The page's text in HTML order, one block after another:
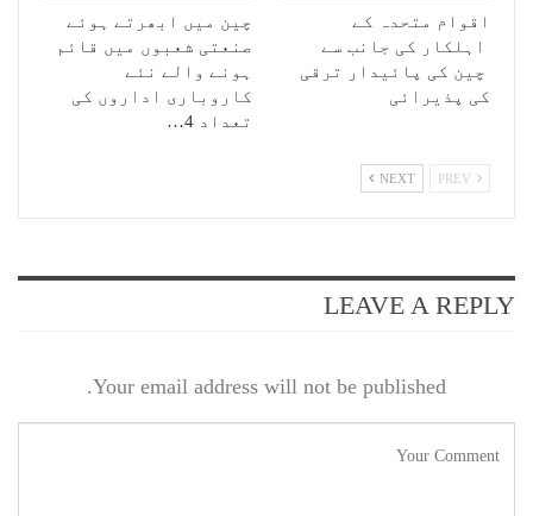
اقوام متحدہ کے
اہلکار کی جانب سے
چین کی پائیدار ترقی
کی پذیرائی
چین میں ابھرتے ہوئے
صنعتی شعبوں میں قائم
ہونے والے نئے
کاروباری اداروں کی
تعداد 4…
NEXT
LEAVE A REPLY
Your email address will not be published.